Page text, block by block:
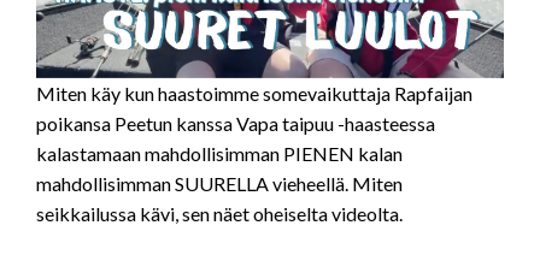
Miten käy kun haastoimme somevaikuttaja Rapfaijan
poikansa Peetun kanssa Vapa taipuu -haasteessa
kalastamaan mahdollisimman PIENEN kalan
mahdollisimman SUURELLA vieheellä. Miten
seikkailussa kävi, sen näet oheiselta videolta.